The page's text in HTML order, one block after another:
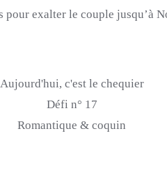
pour exalter le couple jusqu’à
Aujourd'hui, c'est le chequier
Défi n° 17
Romantique & coquin